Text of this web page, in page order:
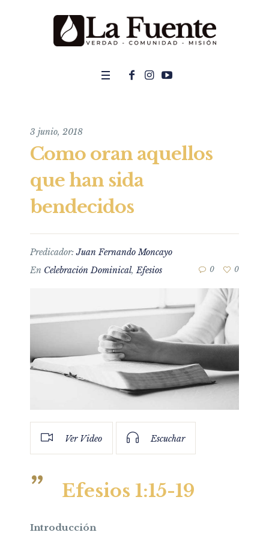
3 junio, 2018
Como oran aquellos
que han sida
bendecidos
Predicador:Juan Fernando Moncayo
En Celebración Dominical,Efesios 0 0
Ver Video Escuchar
Efesios 1:15-19
Introducción